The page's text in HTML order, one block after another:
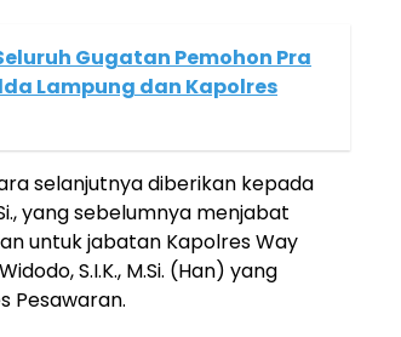
Gugatan Pemohon Pra
Lampung dan Kapolres
selanjutnya diberikan kepada
yang sebelumnya menjabat
untuk jabatan Kapolres Way
S.I.K., M.Si. (Han) yang
Pesawaran.